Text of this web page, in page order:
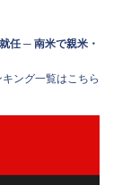
任 ─ 南米で親米・
キング一覧はこちら